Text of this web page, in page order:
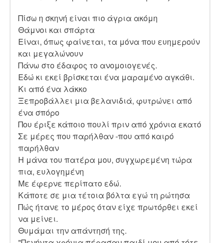
Πίσω η σκηνή είναι πιο άγρια ακόμη
Θάμνοι και σπάρτα
Είναι, όπως φαίνεται, τα μόνα που ευημερούν
και μεγαλώνουν
Πάνω στο έδαφος το ανομοιογενές.
Εδώ κι εκεί βρίσκεται ένα μαραμένο αγκάθι.
Κι από ένα λάκκο
Ξεπροβάλλει μια βελανιδιά, φυτρώνει από
ένα σπόρο
Που έριξε κάποιο πουλί πριν από χρόνια εκατό
Σε μέρες που παρήλθαν -που από καιρό
παρήλθαν
Η μάνα του πατέρα μου, συγχωρεμένη τώρα
πια, ευλογημένη
Με έφερνε περίπατο εδώ.
Κάποτε σε μια τέτοια βόλτα εγώ τη ρώτησα
Πώς ήτανε το μέρος όταν είχε πρωτόρθει εκεί
να μείνει.
Θυμάμαι την απάντησή της.